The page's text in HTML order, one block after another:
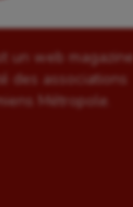
un web magazine
des associations
Métropole.